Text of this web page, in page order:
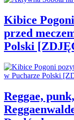
Kibice
przed
Polski
Reggae,